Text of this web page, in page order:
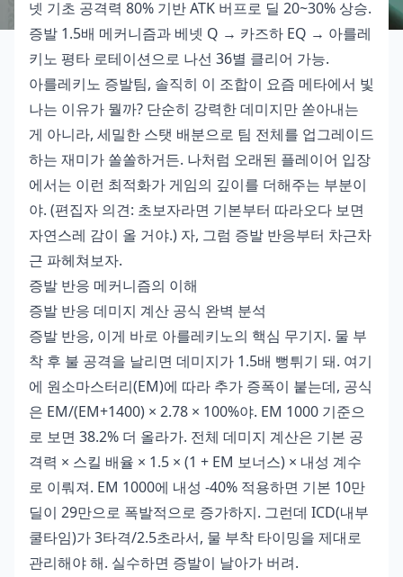
넷 기초 공격력 80% 기반 ATK 버프로 딜 20~30% 상승.
증발 1.5배 메커니즘과 베넷 Q → 카즈하 EQ → 아를레
키노 평타 로테이션으로 나선 36별 클리어 가능.
아를레키노 증발팀, 솔직히 이 조합이 요즘 메타에서 빛
나는 이유가 뭘까? 단순히 강력한 데미지만 쏟아내는
게 아니라, 세밀한 스탯 배분으로 팀 전체를 업그레이드
하는 재미가 쏠쏠하거든. 나처럼 오래된 플레이어 입장
에서는 이런 최적화가 게임의 깊이를 더해주는 부분이
야. (편집자 의견: 초보자라면 기본부터 따라오다 보면
자연스레 감이 올 거야.) 자, 그럼 증발 반응부터 차근차
근 파헤쳐보자.
증발 반응 메커니즘의 이해
증발 반응 데미지 계산 공식 완벽 분석
증발 반응, 이게 바로 아를레키노의 핵심 무기지. 물 부
착 후 불 공격을 날리면 데미지가 1.5배 뻥튀기 돼. 여기
에 원소마스터리(EM)에 따라 추가 증폭이 붙는데, 공식
은 EM/(EM+1400) × 2.78 × 100%야. EM 1000 기준으
로 보면 38.2% 더 올라가. 전체 데미지 계산은 기본 공
격력 × 스킬 배율 × 1.5 × (1 + EM 보너스) × 내성 계수
로 이뤄져. EM 1000에 내성 -40% 적용하면 기본 10만
딜이 29만으로 폭발적으로 증가하지. 그런데 ICD(내부
쿨타임)가 3타격/2.5초라서, 물 부착 타이밍을 제대로
관리해야 해. 실수하면 증발이 날아가 버려.